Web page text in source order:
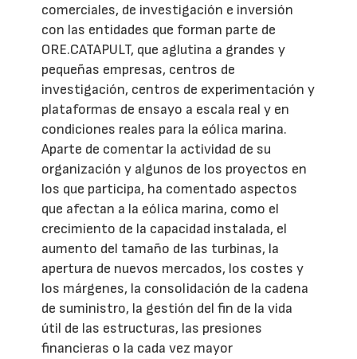
comerciales, de investigación e inversión
con las entidades que forman parte de
ORE.CATAPULT, que aglutina a grandes y
pequeñas empresas, centros de
investigación, centros de experimentación y
plataformas de ensayo a escala real y en
condiciones reales para la eólica marina.
Aparte de comentar la actividad de su
organización y algunos de los proyectos en
los que participa, ha comentado aspectos
que afectan a la eólica marina, como el
crecimiento de la capacidad instalada, el
aumento del tamaño de las turbinas, la
apertura de nuevos mercados, los costes y
los márgenes, la consolidación de la cadena
de suministro, la gestión del fin de la vida
útil de las estructuras, las presiones
financieras o la cada vez mayor